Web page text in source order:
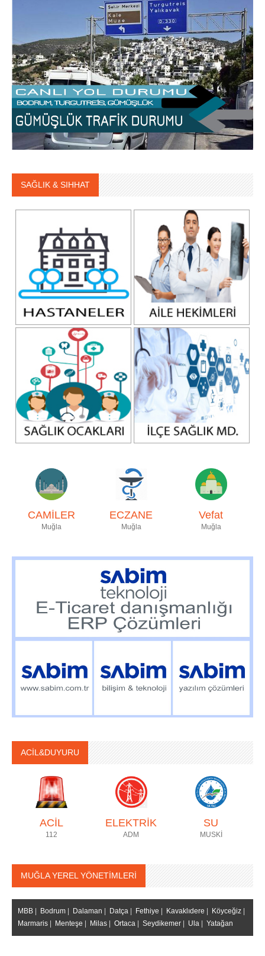
SAĞLIK & SIHHAT
CAMİLER
Muğla
ECZANE
Muğla
Vefat
Muğla
ACİL&DUYURU
ACİL
112
ELEKTRİK
ADM
SU
MUSKİ
MUĞLA YEREL YÖNETİMLERİ
MBB Bodrum Dalaman Datça Fethiye Kavaklıdere Köyceğiz
Marmaris
Menteşe Milas Ortaca Seydikemer Ula Yatağan